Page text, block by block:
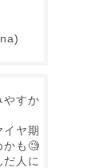
やすか
イヤ期
かも🧐
人に